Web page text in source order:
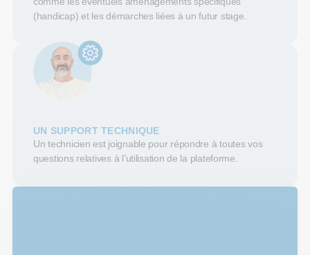
(handicap) et les démarches liées à un futur stage.
UN SUPPORT TECHNIQUE
Un technicien est joignable pour répondre à toutes vos
questions relatives à l’utilisation de la plateforme.